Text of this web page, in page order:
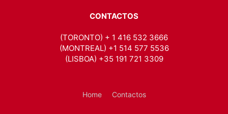
CONTACTOS
(TORONTO) + 1 416 532 3666
(MONTREAL) +1 514 577 5536
(LISBOA) +35 191 721 3309
Home Contactos